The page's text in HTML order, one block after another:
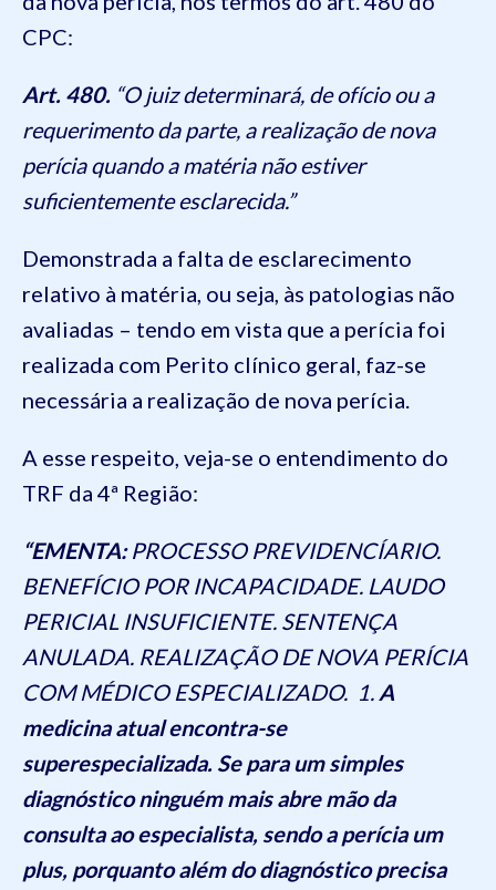
CPC:
Art. 480. “O juiz determinará, de ofício ou a
requerimento da parte, a realização de nova
perícia quando a matéria não estiver
suficientemente esclarecida.”
Demonstrada a falta de esclarecimento
relativo à matéria, ou seja, às patologias não
avaliadas – tendo em vista que a perícia foi
realizada com Perito clínico geral, faz-se
necessária a realização de nova perícia.
A esse respeito, veja-se o entendimento do
TRF da 4ª Região:
“EMENTA:PROCESSO PREVIDENCÍARIO.
BENEFÍCIO POR INCAPACIDADE. LAUDO
PERICIAL INSUFICIENTE. SENTENÇA
ANULADA. REALIZAÇÃO DE NOVA PERÍCIA
COM MÉDICO ESPECIALIZADO. 1. A
medicina atual encontra-se
superespecializada. Se para um simples
diagnóstico ninguém mais abre mão da
consulta ao especialista, sendo a perícia um
plus, porquanto além do diagnóstico precisa